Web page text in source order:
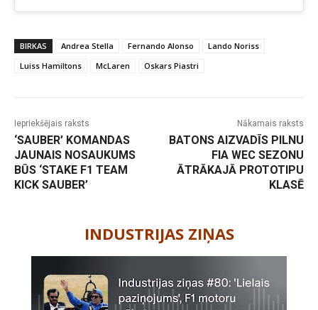
BIRKAS Andrea Stella Fernando Alonso
Lando Noriss
Luiss Hamiltons
McLaren Oskars Piastri
Iepriekšējais raksts
‘SAUBER’ KOMANDAS
JAUNAIS NOSAUKUMS
BŪS ‘STAKE F1 TEAM
KICK SAUBER’
Nākamais raksts
BATONS AIZVADĪS PILNU
FIA WEC SEZONU
ĀTRĀKAJĀ PROTOTIPU
KLASĒ
INDUSTRIJAS ZIŅAS